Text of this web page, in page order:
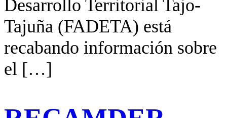
Desarrollo Territorial Tajo-
Tajuña (FADETA) está
recabando información sobre
el […]